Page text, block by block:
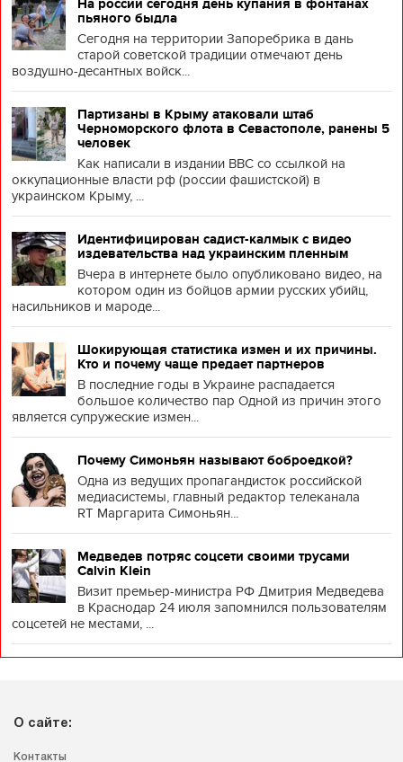
На россии сегодня день купания в фонтанах
пьяного быдла
Сегодня на территории Запоребрика в дань
старой советской традиции отмечают день
воздушно-десантных войск...
Партизаны в Крыму атаковали штаб
Черноморского флота в Севастополе, ранены 5
человек
Как написали в издании BBC со ссылкой на
оккупационные власти рф (россии фашистской) в
украинском Крыму, ...
Идентифицирован садист-калмык с видео
издевательства над украинским пленным
Вчера в интернете было опубликовано видео, на
котором один из бойцов армии русских убийц,
насильников и мароде...
Шокирующая статистика измен и их причины.
Кто и почему чаще предает партнеров
В последние годы в Украине распадается
большое количество пар Одной из причин этого
является супружеские измен...
Почему Симоньян называют боброедкой?
Одна из ведущих пропагандисток российской
медиасистемы, главный редактор телеканала
RT Маргарита Симоньян...
Медведев потряс соцсети своими трусами
Calvin Klein
Визит премьер-министра РФ Дмитрия Медведева
в Краснодар 24 июля запомнился пользователям
соцсетей не местами, ...
О сайте:
Контакты